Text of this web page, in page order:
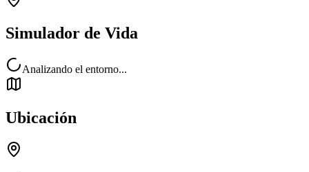
Simulador de Vida
Analizando el entorno...
Ubicación